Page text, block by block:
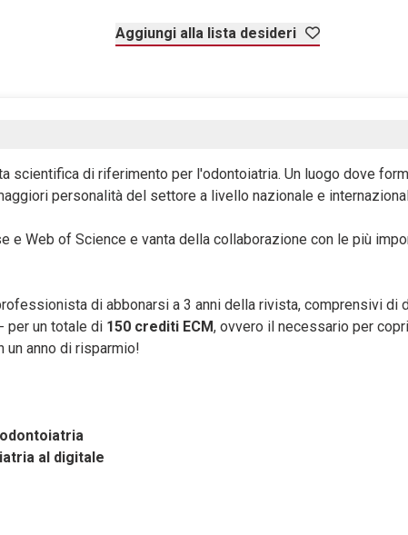
Aggiungi alla lista desideri
scientifica di riferimento per l'odontoiatria. Un luogo dove
personalità del settore a livello nazionale e
e Web of Science e vanta della collaborazione con le più
di abbonarsi a 3 anni della rivista, comprensivi di
per un totale di 150 crediti ECM, ovvero il necessario per
anno di risparmio!
al digitale